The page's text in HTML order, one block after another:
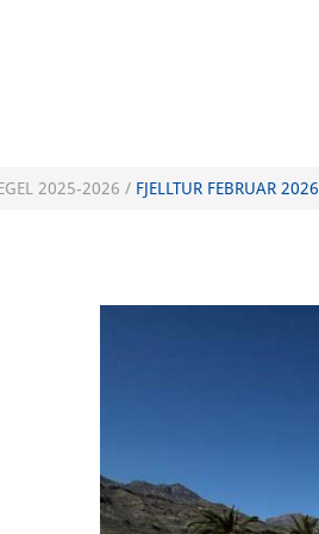
2025-2026 / FJELLTUR FEBRUAR 2026